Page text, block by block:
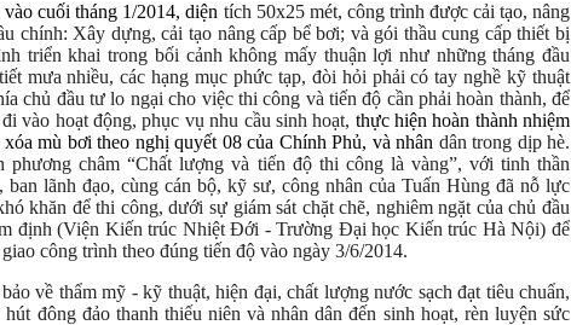
cuối tháng 1/2014, diện tích 50x25 mét, công trình được cải tạo, nâng
chính: Xây dựng, cải tạo nâng cấp bể bơi; và gói thầu cung cấp thiết bị
triển khai trong bối cảnh không mấy thuận lợi như những tháng đầu
mưa nhiều, các hạng mục phức tạp, đòi hỏi phải có tay nghề kỹ thuật
chủ đầu tư lo ngại cho việc thi công và tiến độ cần phải hoàn thành, để
vào hoạt động, phục vụ nhu cầu sinh hoạt, thực hiện hoàn thành nhiệm
mù bơi theo nghị quyết 08 của Chính Phủ, và nhân dân trong dịp hè.
phương châm “Chất lượng và tiến độ thi công là vàng”, với tinh thần
ban lãnh đạo, cùng cán bộ, kỹ sư, công nhân của Tuấn Hùng đã nỗ lực
khăn để thi công, dưới sự giám sát chặt chẽ, nghiêm ngặt của chủ đầu
định (Viện Kiến trúc Nhiệt Đới - Trường Đại học Kiến trúc Hà Nội)để
công trình theo đúng tiến độ vào ngày 3/6/2014.
về thẩm mỹ - kỹ thuật, hiện đại, chất lượng nước sạch đạt tiêu chuẩn,
hút đông đảo thanh thiếu niên và nhân dân đến sinh hoạt, rèn luyện sức